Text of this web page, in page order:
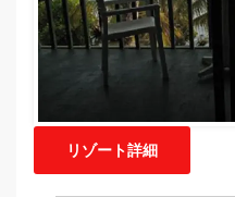
リゾート詳細